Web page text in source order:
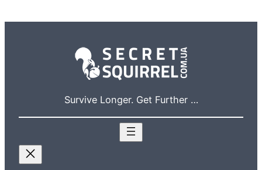
Survive Longer. Get Further …